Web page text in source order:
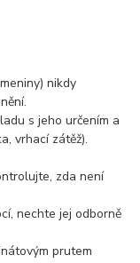
nikdy
s jeho určením a
vrhací zátěž).
zda není
nechte jej odborně
prutem